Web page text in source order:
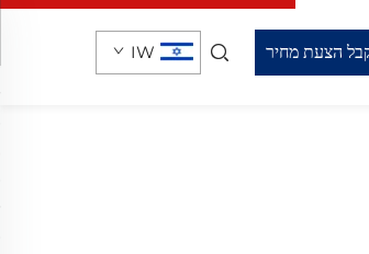
הצעת מחיר IW